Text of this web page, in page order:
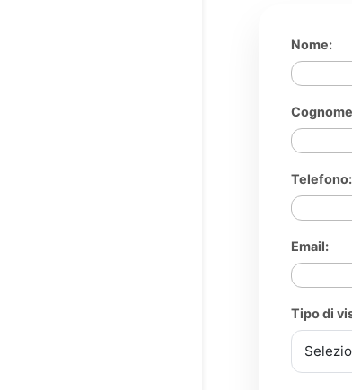
Nome:
Telefono:
Email:
Tipo di